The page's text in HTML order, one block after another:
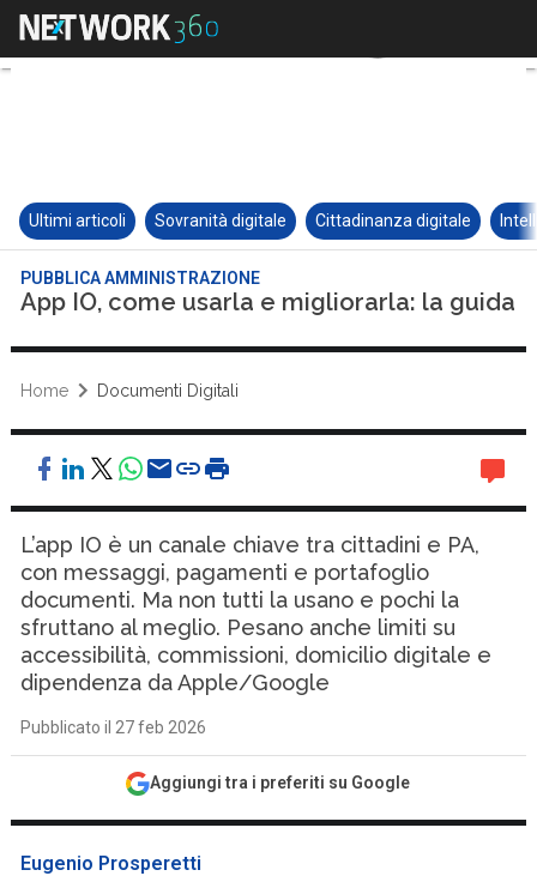
Ultimi articoli Sovranità digitale Cittadinanza digitale
PUBBLICA AMMINISTRAZIONE
App IO, come usarla e migliorarla: la guida
Home Documenti Digitali
L’app IO è un canale chiave tra cittadini e PA,
con messaggi, pagamenti e portafoglio
documenti. Ma non tutti la usano e pochi la
sfruttano al meglio. Pesano anche limiti su
accessibilità, commissioni, domicilio digitale e
dipendenza da Apple/Google
Pubblicato il 27 feb 2026
Aggiungi tra i preferiti su Google
Eugenio Prosperetti